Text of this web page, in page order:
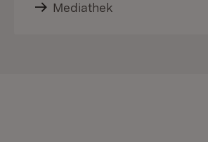
Mediathek